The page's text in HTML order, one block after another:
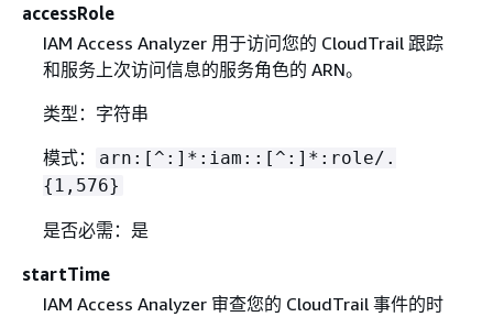
accessRole
IAM Access Analyzer 用于访问您的 CloudTrail 跟踪
和服务上次访问信息的服务角色的 ARN。
类型：字符串
模式：
arn:[^:]*:iam::[^:]*:role/.
{ 1,576}
是否必需：是
startTime
IAM Access Analyzer 审查您的 CloudTrail 事件的时